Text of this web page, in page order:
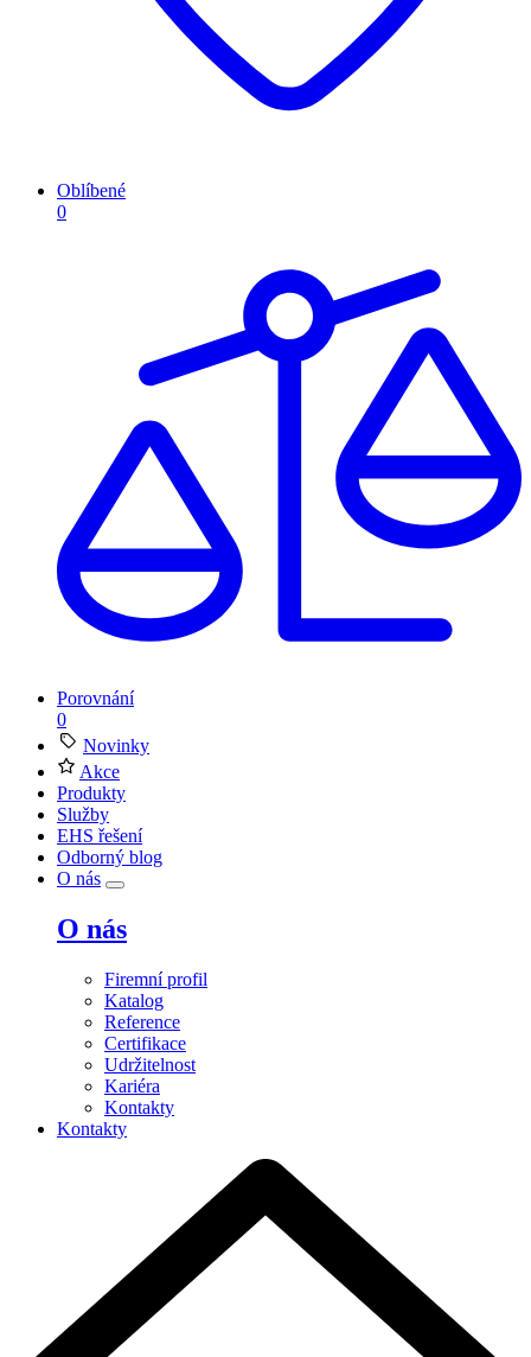
Oblíbené
0
Porovnání
0
Novinky
Akce
Produkty
Služby
EHS řešení
Odborný blog
O nás
O nás
Firemní profil
Katalog
Reference
Certifikace
Udržitelnost
Kariéra
Kontakty
Kontakty